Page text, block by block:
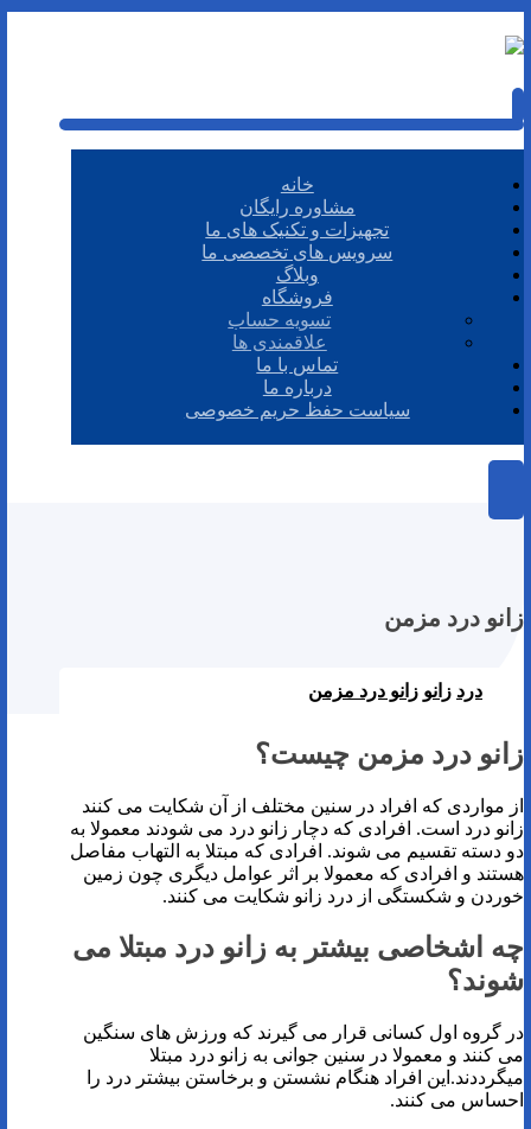
خانه
مشاوره رایگان
تجهیزات و تکنیک های ما
سرویس های تخصصی ما
وبلاگ
فروشگاه
تسویه حساب
علاقمندی ها
تماس با ما
درباره ما
سیاست حفظ حریم خصوصی
زانو درد مزمن
درد زانو زانو درد مزمن
زانو درد مزمن چیست؟
از مواردی که افراد در سنین مختلف از آن شکایت می کنند
زانو درد است. افرادی که دچار زانو درد می شودند معمولا به
دو دسته تقسیم می شوند. افرادی که مبتلا به التهاب مفاصل
هستند و افرادی که معمولا بر اثر عوامل دیگری چون زمین
خوردن و شکستگی از درد زانو شکایت می کنند.
چه اشخاصی بیشتر به زانو درد مبتلا می
شوند؟
در گروه اول کسانی قرار می گیرند که ورزش های سنگین
می کنند و معمولا در سنین جوانی به زانو درد مبتلا
میگرددند.این افراد هنگام نشستن و برخاستن بیشتر درد را
احساس می کنند.